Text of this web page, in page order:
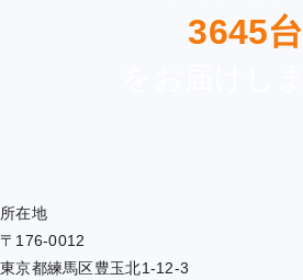
3645台
所在地
〒176-0012
東京都練馬区豊玉北1-12-3